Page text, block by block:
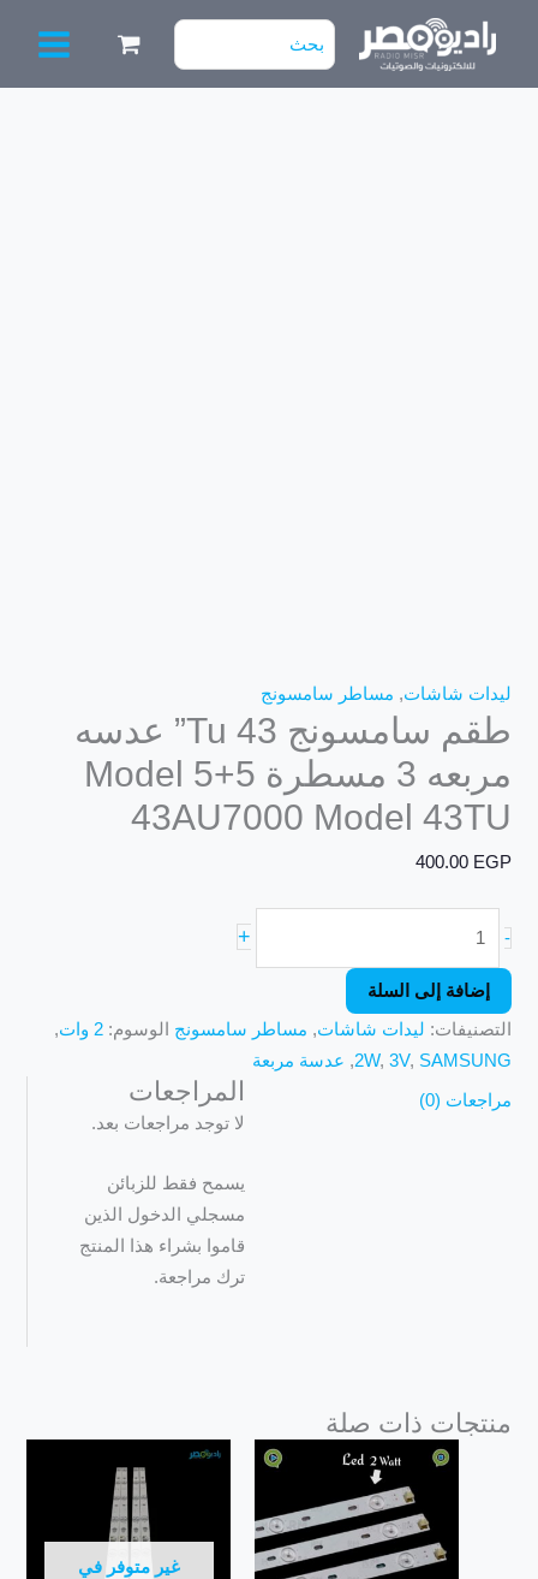
البحث
عن:
ليدات شاشات, مساطر سامسونج
طقم سامسونج Tu 43” عدسه
مربعه 3 مسطرة 5+5 Model
43AU7000 Model 43TU
400.00 EGP
-
+
إضافة إلى السلة
التصنيفات: ليدات شاشات, مساطر سامسونج الوسوم:2 وات
,
2W, 3V, SAMSUNG
, عدسة مربعة
مراجعات (0) المراجعات
لا توجد مراجعات بعد.
يسمح فقط للزبائن
مسجلي الدخول الذين
قاموا بشراء هذا المنتج
ترك مراجعة.
منتجات ذات صلة
غير متوفر في